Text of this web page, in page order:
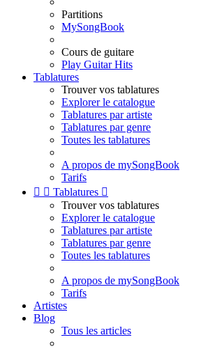
Partitions
MySongBook
Cours de guitare
Play Guitar Hits
Tablatures
Trouver vos tablatures
Explorer le catalogue
Tablatures par artiste
Tablatures par genre
Toutes les tablatures
A propos de mySongBook
Tarifs
  Tablatures 
Trouver vos tablatures
Explorer le catalogue
Tablatures par artiste
Tablatures par genre
Toutes les tablatures
A propos de mySongBook
Tarifs
Artistes
Blog
Tous les articles